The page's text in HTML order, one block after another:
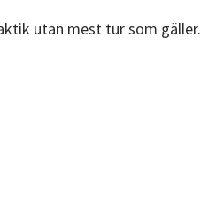
utan mest tur som gäller.